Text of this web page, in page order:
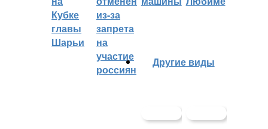
Кубке
главы
Шарьи
из-за
запрета
на
участие
россиян
Другие виды